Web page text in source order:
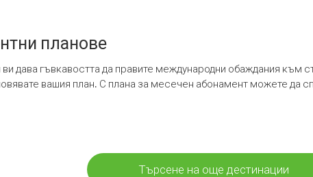
планове
дава гъвкавостта да правите международни обаждания към
вашия план. С плана за месечен абонамент можете да
Търсене на още дестинации